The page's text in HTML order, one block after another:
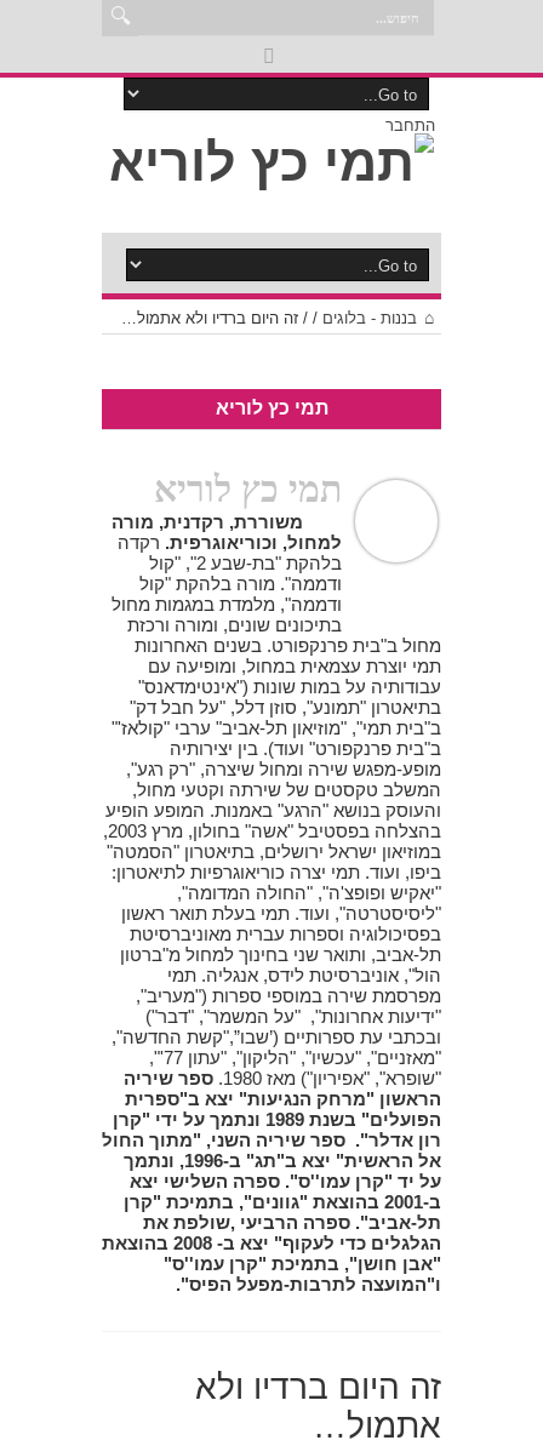
התחבר
בננות - בלוגים /
/ זה היום ברדיו ולא אתמול…
תמי כץ לוריא
תמי כץ לוריא
משוררת, רקדנית, מורה
למחול, וכוריאוגרפית. רקדה
בלהקת "בת-שבע 2", "קול
ודממה". מורה בלהקת "קול
ודממה", מלמדת במגמות מחול
בתיכונים שונים, ומורה ורכזת
מחול ב"בית פרנקפורט. בשנים האחרונות
תמי יוצרת עצמאית במחול, ומופיעה עם
עבודותיה על במות שונות ("אינטימדאנס"
בתיאטרון "תמונע", סוזן דלל, "על חבל דק"
ב"בית תמי", "מוזיאון תל-אביב" ערבי "קולאז'"
ב"בית פרנקפורט" ועוד). בין יצירותיה
מופע-מפגש שירה ומחול שיצרה, "רק רגע",
המשלב טקסטים של שירתה וקטעי מחול,
והעוסק בנושא "הרגע" באמנות. המופע הופיע
בהצלחה בפסטיבל "אשה" בחולון, מרץ 2003,
במוזיאון ישראל ירושלים, בתיאטרון "הסמטה"
ביפו, ועוד. תמי יצרה כוריאוגרפיות לתיאטרון:
"יאקיש ופופצ'ה", "החולה המדומה",
"ליסיסטרטה", ועוד. תמי בעלת תואר ראשון
בפסיכולוגיה וספרות עברית מאוניברסיטת
תל-אביב, ותואר שני בחינוך למחול מ"ברטון
הול", אוניברסיטת לידס, אנגליה. תמי
מפרסמת שירה במוספי ספרות ("מעריב",
"ידיעות אחרונות", "על המשמר", "דבר")
ובכתבי עת ספרותיים (’שבו”,"קשת החדשה",
"מאזניים", "עכשיו", "הליקון", "עתון 77'",
"שופרא", "אפיריון") מאז 1980.
ספר שיריה
הראשון "מרחק הנגיעות" יצא ב"ספרית
הפועלים" בשנת 1989 ונתמך על ידי "קרן
רון אדלר". ספר שיריה השני, "מתוך החול
אל הראשית" יצא ב"תג" ב-1996, ונתמך
על יד "קרן עמו''ס". ספרה השלישי יצא
ב-2001 בהוצאת "גוונים", בתמיכת "קרן
תל-אביב". ספרה הרביעי ,שולפת את
הגלגלים כדי לעקוף" יצא ב- 2008 בהוצאת
"אבן חושן", בתמיכת "קרן עמו''ס"
ו"המועצה לתרבות-מפעל הפיס".
זה היום ברדיו ולא
אתמול…